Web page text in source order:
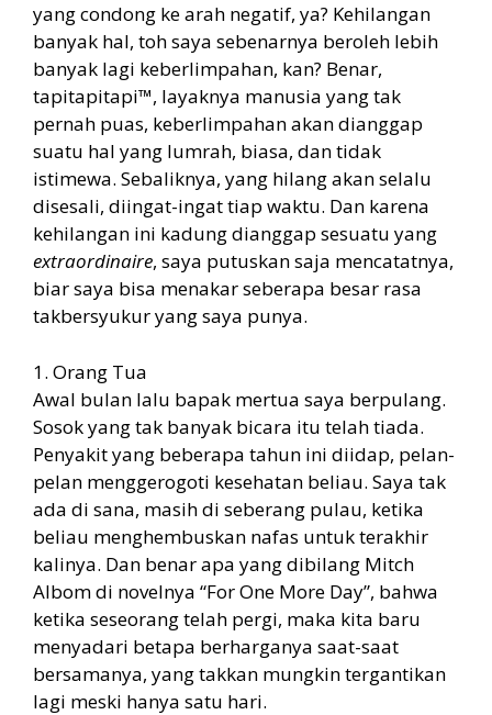
yang condong ke arah negatif, ya? Kehilangan
banyak hal, toh saya sebenarnya beroleh lebih
banyak lagi keberlimpahan, kan? Benar,
tapitapitapi™, layaknya manusia yang tak
pernah puas, keberlimpahan akan dianggap
suatu hal yang lumrah, biasa, dan tidak
istimewa. Sebaliknya, yang hilang akan selalu
disesali, diingat-ingat tiap waktu. Dan karena
kehilangan ini kadung dianggap sesuatu yang
extraordinaire, saya putuskan saja mencatatnya,
biar saya bisa menakar seberapa besar rasa
takbersyukur yang saya punya.
1. Orang Tua
Awal bulan lalu bapak mertua saya berpulang.
Sosok yang tak banyak bicara itu telah tiada.
Penyakit yang beberapa tahun ini diidap, pelan-
pelan menggerogoti kesehatan beliau. Saya tak
ada di sana, masih di seberang pulau, ketika
beliau menghembuskan nafas untuk terakhir
kalinya. Dan benar apa yang dibilang Mitch
Albom di novelnya “For One More Day”, bahwa
ketika seseorang telah pergi, maka kita baru
menyadari betapa berharganya saat-saat
bersamanya, yang takkan mungkin tergantikan
lagi meski hanya satu hari.